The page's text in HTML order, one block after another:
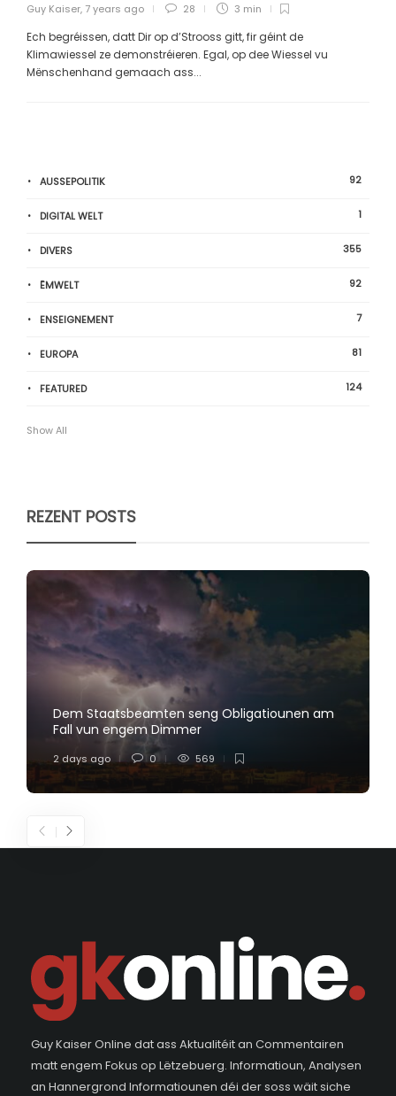
Guy Kaiser, 7 years ago 28 3 min
Ech begréissen, datt Dir op d’Strooss gitt, fir géint de
Klimawiessel ze demonstréieren. Egal, op dee Wiessel vu
Mënschenhand gemaach ass...
AUSSEPOLITIK 92
DIGITAL WELT 1
DIVERS 355
ËMWELT 92
ENSEIGNEMENT 7
EUROPA 81
FEATURED 124
Show All
REZENT POSTS
Dem Staatsbeamten seng Obligatiounen am
Fall vun engem Dimmer
2 days ago 0 569
Guy Kaiser Online dat ass Aktualitéit an Commentairen
matt engem Fokus op Lëtzebuerg. Informatioun, Analysen
an Hannergrond Informatiounen déi der soss wäit siche